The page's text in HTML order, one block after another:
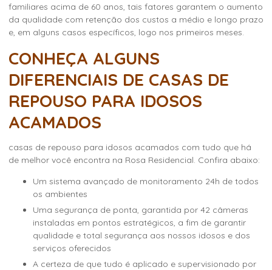
familiares acima de 60 anos, tais fatores garantem o aumento
da qualidade com retenção dos custos a médio e longo prazo
e, em alguns casos específicos, logo nos primeiros meses.
CONHEÇA ALGUNS
DIFERENCIAIS DE CASAS DE
REPOUSO PARA IDOSOS
ACAMADOS
casas de repouso para idosos acamados com tudo que há
de melhor você encontra na Rosa Residencial. Confira abaixo:
um sistema avançado de monitoramento 24h de todos
os ambientes
uma segurança de ponta, garantida por 42 câmeras
instaladas em pontos estratégicos, a fim de garantir
qualidade e total segurança aos nossos idosos e dos
serviços oferecidos
a certeza de que tudo é aplicado e supervisionado por